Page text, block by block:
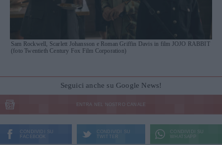
Sam Rockwell, Scarlett Johansson e Roman Griffin Davis in film JOJO RABBIT
(foto Twentieth Century Fox Film Corporation)
Seguici anche su Google News!
ENTRA NEL NOSTRO CANALE
CONDIVIDI SU
FACEBOOK
CONDIVIDI SU
TWITTER
CONDIVIDI SU
WHATSAPP